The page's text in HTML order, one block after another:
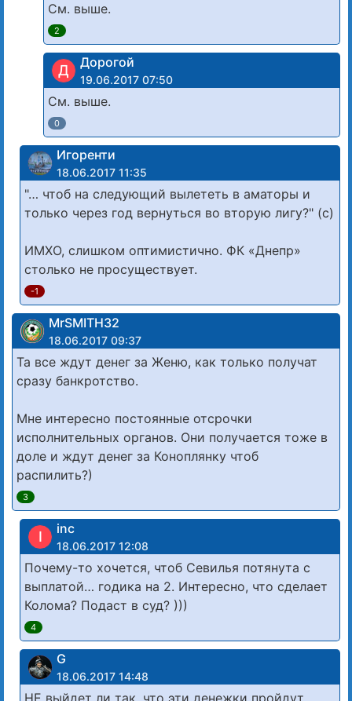
См. выше.
2
Д Дорогой
19.06.2017 07:50
См. выше.
0
Игоренти
18.06.2017 11:35
"… чтоб на следующий вылететь в аматоры и
только через год вернуться во вторую лигу?" (с)
ИМХО, слишком оптимистично. ФК «Днепр»
столько не просуществует.
-1
MrSMITH32
18.06.2017 09:37
Та все ждут денег за Женю, как только получат
сразу банкротство.
Мне интересно постоянные отсрочки
исполнительных органов. Они получается тоже в
доле и ждут денег за Коноплянку чтоб
распилить?)
3
I inc
18.06.2017 12:08
Почему-то хочется, чтоб Севилья потянута с
выплатой… годика на 2. Интересно, что сделает
Колома? Подаст в суд? )))
4
G
18.06.2017 14:48